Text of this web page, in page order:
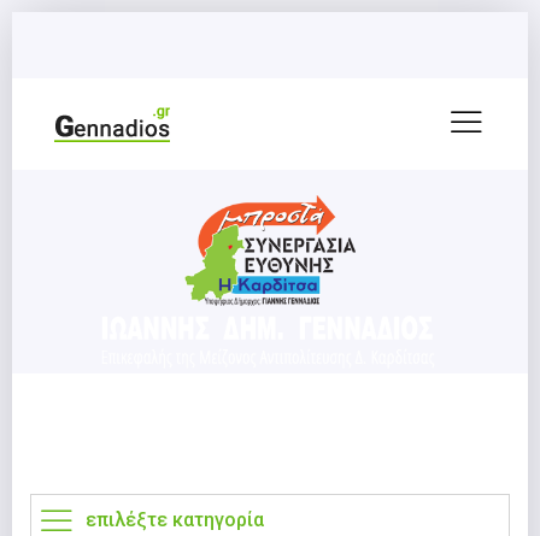
επιλέξτε κατηγορία